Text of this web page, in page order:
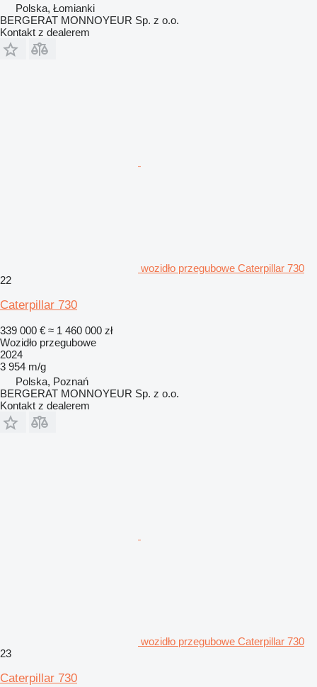
Polska, Łomianki
BERGERAT MONNOYEUR Sp. z o.o.
Kontakt z dealerem
wozidło przegubowe Caterpillar 730
22
Caterpillar 730
339 000 € ≈ 1 460 000 zł
Wozidło przegubowe
2024
3 954 m/g
Polska, Poznań
BERGERAT MONNOYEUR Sp. z o.o.
Kontakt z dealerem
wozidło przegubowe Caterpillar 730
23
Caterpillar 730